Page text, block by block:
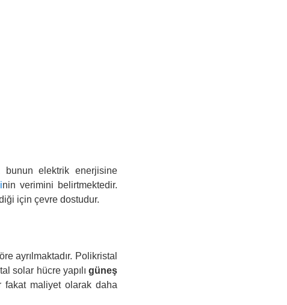
bunun elektrik enerjisine
nin verimini belirtmektedir.
için çevre dostudur.
ayrılmaktadır. Polikristal
solar hücre yapılı güneş
fakat maliyet olarak daha